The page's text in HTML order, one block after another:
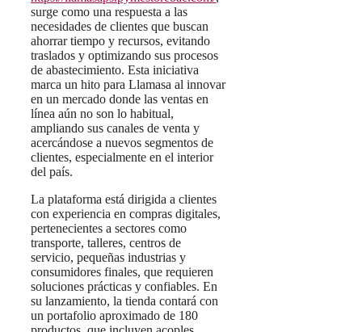
surge como una respuesta a las
necesidades de clientes que buscan
ahorrar tiempo y recursos, evitando
traslados y optimizando sus procesos
de abastecimiento. Esta iniciativa
marca un hito para Llamasa al innovar
en un mercado donde las ventas en
línea aún no son lo habitual,
ampliando sus canales de venta y
acercándose a nuevos segmentos de
clientes, especialmente en el interior
del país.
La plataforma está dirigida a clientes
con experiencia en compras digitales,
pertenecientes a sectores como
transporte, talleres, centros de
servicio, pequeñas industrias y
consumidores finales, que requieren
soluciones prácticas y confiables. En
su lanzamiento, la tienda contará con
un portafolio aproximado de 180